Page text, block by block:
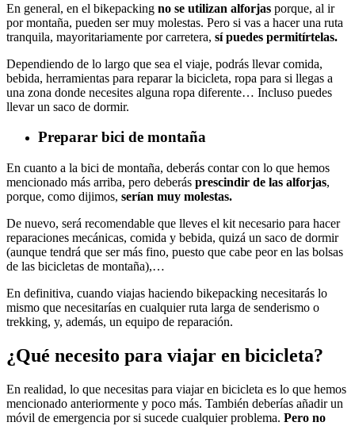
En general, en el bikepacking no se utilizan alforjas porque, al ir
por montaña, pueden ser muy molestas. Pero si vas a hacer una ruta
tranquila, mayoritariamente por carretera, sí puedes permitírtelas.
Dependiendo de lo largo que sea el viaje, podrás llevar comida,
bebida, herramientas para reparar la bicicleta, ropa para si llegas a
una zona donde necesites alguna ropa diferente… Incluso puedes
llevar un saco de dormir.
Preparar bici de montaña
En cuanto a la bici de montaña, deberás contar con lo que hemos
mencionado más arriba, pero deberás prescindir de las alforjas,
porque, como dijimos, serían muy molestas.
De nuevo, será recomendable que lleves el kit necesario para hacer
reparaciones mecánicas, comida y bebida, quizá un saco de dormir
(aunque tendrá que ser más fino, puesto que cabe peor en las bolsas
de las bicicletas de montaña),…
En definitiva, cuando viajas haciendo bikepacking necesitarás lo
mismo que necesitarías en cualquier ruta larga de senderismo o
trekking, y, además, un equipo de reparación.
¿Qué necesito para viajar en bicicleta?
En realidad, lo que necesitas para viajar en bicicleta es lo que hemos
mencionado anteriormente y poco más. También deberías añadir un
móvil de emergencia por si sucede cualquier problema. Pero no